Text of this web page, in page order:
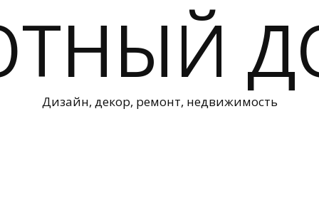
Дизайн, декор, ремонт, недвижимость